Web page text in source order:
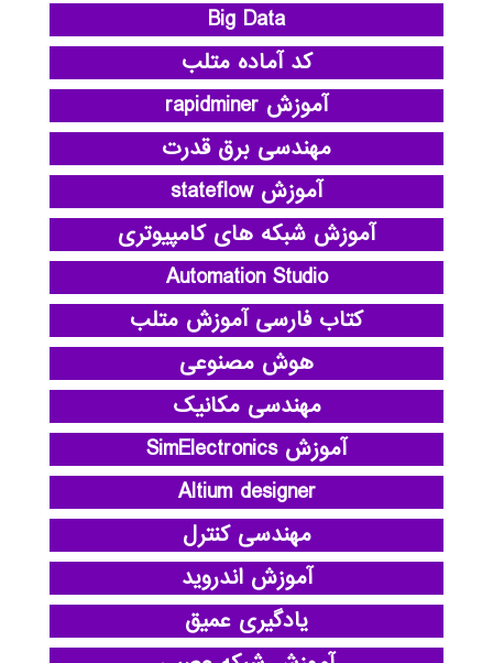
Big Data
کد آماده متلب
آموزش rapidminer
مهندسی برق قدرت
آموزش stateflow
آموزش شبکه های کامپیوتری
Automation Studio
کتاب فارسی آموزش متلب
هوش مصنوعی
مهندسی مکانیک
آموزش SimElectronics
Altium designer
مهندسی کنترل
آموزش اندروید
یادگیری عمیق